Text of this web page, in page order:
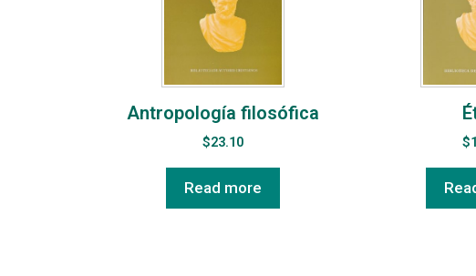
Antropología filosófica
$23.10
Read more
$